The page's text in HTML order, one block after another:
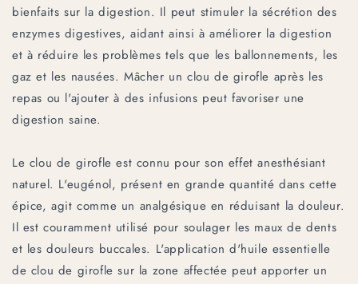
bienfaits sur la digestion. Il peut stimuler la sécrétion des
enzymes digestives, aidant ainsi à améliorer la digestion
et à réduire les problèmes tels que les ballonnements, les
gaz et les nausées. Mâcher un clou de girofle après les
repas ou l'ajouter à des infusions peut favoriser une
digestion saine.
Le clou de girofle est connu pour son effet anesthésiant
naturel. L'eugénol, présent en grande quantité dans cette
épice, agit comme un analgésique en réduisant la douleur.
Il est couramment utilisé pour soulager les maux de dents
et les douleurs buccales. L'application d'huile essentielle
de clou de girofle sur la zone affectée peut apporter un